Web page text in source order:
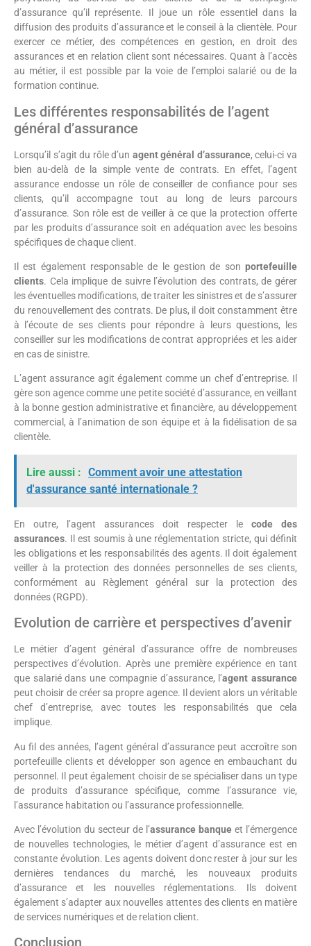
d’assurance qu’il représente. Il joue un rôle essentiel dans la
diffusion des produits d’assurance et le conseil à la clientèle. Pour
exercer ce métier, des compétences en gestion, en droit des
assurances et en relation client sont nécessaires. Quant à l’accès
au métier, il est possible par la voie de l’emploi salarié ou de la
formation continue.
Les différentes responsabilités de l’agent
général d’assurance
Lorsqu’il s’agit du rôle d’un agent général d’assurance, celui-ci va
bien au-delà de la simple vente de contrats. En effet, l’agent
assurance endosse un rôle de conseiller de confiance pour ses
clients, qu’il accompagne tout au long de leurs parcours
d’assurance. Son rôle est de veiller à ce que la protection offerte
par les produits d’assurance soit en adéquation avec les besoins
spécifiques de chaque client.
Il est également responsable de le gestion de son portefeuille
clients. Cela implique de suivre l’évolution des contrats, de gérer
les éventuelles modifications, de traiter les sinistres et de s’assurer
du renouvellement des contrats. De plus, il doit constamment être
à l’écoute de ses clients pour répondre à leurs questions, les
conseiller sur les modifications de contrat appropriées et les aider
en cas de sinistre.
L’agent assurance agit également comme un chef d’entreprise. Il
gère son agence comme une petite société d’assurance, en veillant
à la bonne gestion administrative et financière, au développement
commercial, à l’animation de son équipe et à la fidélisation de sa
clientèle.
Lire aussi : Comment avoir une attestation
d'assurance santé internationale ?
En outre, l’agent assurances doit respecter le code des
assurances. Il est soumis à une réglementation stricte, qui définit
les obligations et les responsabilités des agents. Il doit également
veiller à la protection des données personnelles de ses clients,
conformément au Règlement général sur la protection des
données (RGPD).
Evolution de carrière et perspectives d’avenir
Le métier d’agent général d’assurance offre de nombreuses
perspectives d’évolution. Après une première expérience en tant
que salarié dans une compagnie d’assurance, l’agent assurance
peut choisir de créer sa propre agence. Il devient alors un véritable
chef d’entreprise, avec toutes les responsabilités que cela
implique.
Au fil des années, l’agent général d’assurance peut accroître son
portefeuille clients et développer son agence en embauchant du
personnel. Il peut également choisir de se spécialiser dans un type
de produits d’assurance spécifique, comme l’assurance vie,
l’assurance habitation ou l’assurance professionnelle.
Avec l’évolution du secteur de l’assurance banque et l’émergence
de nouvelles technologies, le métier d’agent d’assurance est en
constante évolution. Les agents doivent donc rester à jour sur les
dernières tendances du marché, les nouveaux produits
d’assurance et les nouvelles réglementations. Ils doivent
également s’adapter aux nouvelles attentes des clients en matière
de services numériques et de relation client.